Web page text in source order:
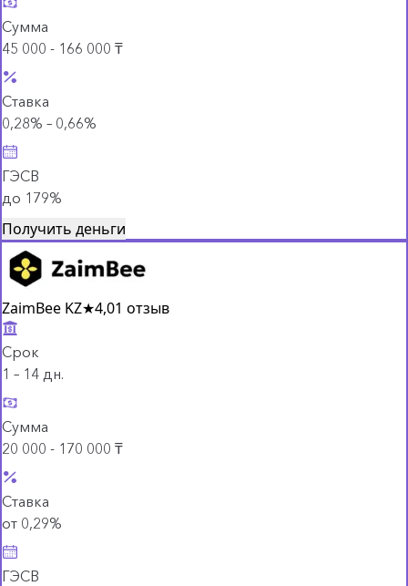
Сумма
45 000 - 166 000 ₸
Ставка
0,28% – 0,66%
ГЭСВ
до 179%
Получить деньги
ZaimBee KZ★4,01 отзыв
Срок
1 – 14 дн.
Сумма
20 000 - 170 000 ₸
Ставка
от 0,29%
ГЭСВ